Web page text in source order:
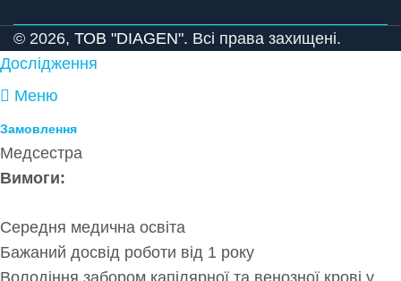
© 2026, ТОВ "DIAGEN". Всі права захищені.
Дослідження
Меню
Замовлення
Медсестра
Вимоги:
Середня медична освіта
Бажаний досвід роботи від 1 року